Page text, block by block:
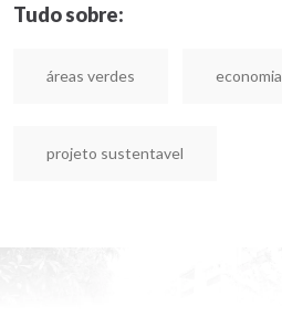
Tudo sobre:
áreas verdes economia
projeto sustentavel